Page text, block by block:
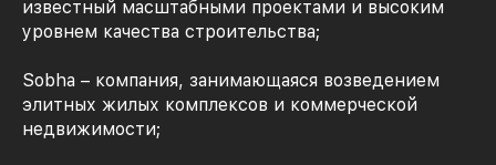
известный масштабными проектами и высоким
уровнем качества строительства;
Sobha – компания, занимающаяся возведением
элитных жилых комплексов и коммерческой
недвижимости;